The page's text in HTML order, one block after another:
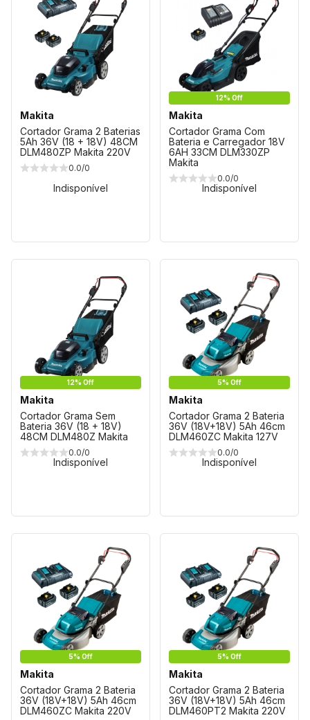
Makita
Cortador Grama 2 Baterias
5Ah 36V (18 + 18V) 48CM
DLM480ZP Makita 220V
0.0/0
Indisponível
12% Off
Makita
Cortador Grama Com
Bateria e Carregador 18V
6AH 33CM DLM330ZP
Makita
0.0/0
Indisponível
12% Off
Makita
Cortador Grama Sem
Bateria 36V (18 + 18V)
48CM DLM480Z Makita
0.0/0
Indisponível
5% Off
Makita
Cortador Grama 2 Bateria
36V (18V+18V) 5Ah 46cm
DLM460ZC Makita 127V
0.0/0
Indisponível
5% Off
Makita
Cortador Grama 2 Bateria
36V (18V+18V) 5Ah 46cm
DLM460ZC Makita 220V
5% Off
Makita
Cortador Grama 2 Bateria
36V (18V+18V) 5Ah 46cm
DLM460PT2 Makita 220V